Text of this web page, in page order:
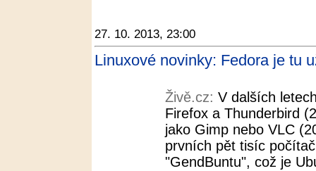
27. 10. 2013, 23:00
Linuxové novinky: Fedora je tu
Živě.cz: V dalších
Firefox a Thunderbird
jako Gimp nebo VLC
prvních pět tisíc
"GendBuntu", což je